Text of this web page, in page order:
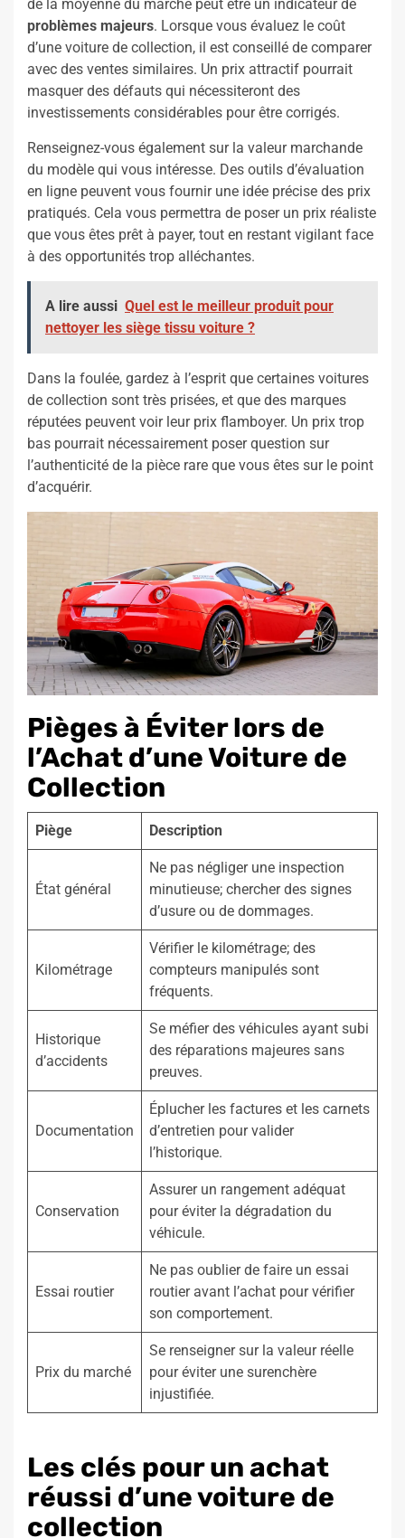
de la moyenne du marché peut être un indicateur de
problèmes majeurs. Lorsque vous évaluez le coût
d’une voiture de collection, il est conseillé de comparer
avec des ventes similaires. Un prix attractif pourrait
masquer des défauts qui nécessiteront des
investissements considérables pour être corrigés.
Renseignez-vous également sur la valeur marchande
du modèle qui vous intéresse. Des outils d’évaluation
en ligne peuvent vous fournir une idée précise des prix
pratiqués. Cela vous permettra de poser un prix réaliste
que vous êtes prêt à payer, tout en restant vigilant face
à des opportunités trop alléchantes.
A lire aussi Quel est le meilleur produit pour
nettoyer les siège tissu voiture ?
Dans la foulée, gardez à l’esprit que certaines voitures
de collection sont très prisées, et que des marques
réputées peuvent voir leur prix flamboyer. Un prix trop
bas pourrait nécessairement poser question sur
l’authenticité de la pièce rare que vous êtes sur le point
d’acquérir.
Pièges à Éviter lors de
l’Achat d’une Voiture de
Collection
Piège Description
État général
Ne pas négliger une inspection
minutieuse; chercher des signes
d’usure ou de dommages.
Kilométrage
Vérifier le kilométrage; des
compteurs manipulés sont
fréquents.
Historique
d’accidents
Se méfier des véhicules ayant subi
des réparations majeures sans
preuves.
Documentation
Éplucher les factures et les carnets
d’entretien pour valider
l’historique.
Conservation
Assurer un rangement adéquat
pour éviter la dégradation du
véhicule.
Essai routier
Ne pas oublier de faire un essai
routier avant l’achat pour vérifier
son comportement.
Prix du marché
Se renseigner sur la valeur réelle
pour éviter une surenchère
injustifiée.
Les clés pour un achat
réussi d’une voiture de
collection